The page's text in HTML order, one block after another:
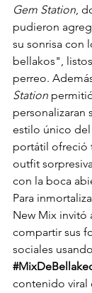
Gem Station,
pudieron
su sonrisa con
bellakos",
perreo.
Station
personalizaran
estilo único del
portátil ofreció
outfit
con la boca
Para
New Mix invitó
compartir sus
sociales
contenido viral